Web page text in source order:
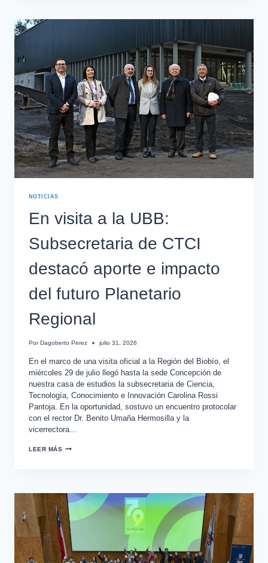
NOTICIAS
En visita a la UBB:
Subsecretaria de CTCI
destacó aporte e impacto
del futuro Planetario
Regional
Por Dagoberto Perez julio 31, 2026
En el marco de una visita oficial a la Región del Biobío, el
miércoles 29 de julio llegó hasta la sede Concepción de
nuestra casa de estudios la subsecretaria de Ciencia,
Tecnología, Conocimiento e Innovación Carolina Rossi
Pantoja. En la oportunidad, sostuvo un encuentro protocolar
con el rector Dr. Benito Umaña Hermosilla y la
vicerrectora…
LEER MÁS